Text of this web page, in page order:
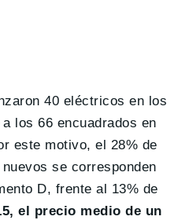
40 eléctricos en los
los 66 encuadrados en
este motivo, el 28% de
se corresponden
D, frente al 13% de
el precio medio de un